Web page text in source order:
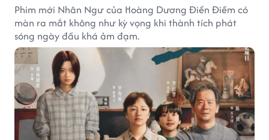
Phim mới Nhân Ngư của Hoàng Dương Điền Điềm có
màn ra mắt không như kỳ vọng khi thành tích phát
sóng ngày đầu khá ảm đạm.